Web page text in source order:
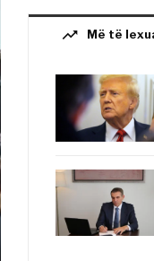
trending_up Më të